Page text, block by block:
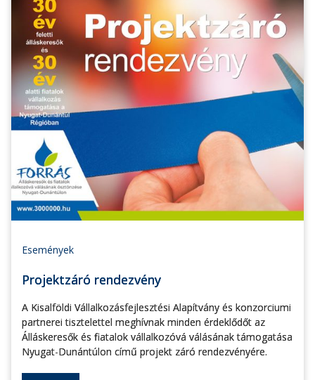
Események
Projektzáró rendezvény
A Kisalföldi Vállalkozásfejlesztési Alapítvány és konzorciumi
partnerei tisztelettel meghívnak minden érdeklődőt az
Álláskeresők és fiatalok vállalkozóvá válásának támogatása
Nyugat-Dunántúlon című projekt záró rendezvényére.